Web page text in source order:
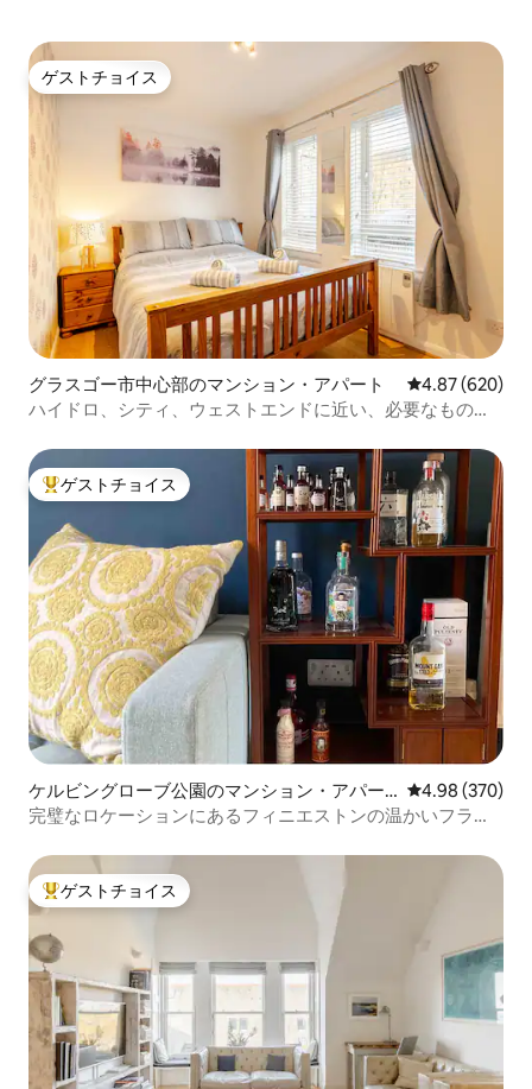
ゲストチョイス
ゲストチョイス
グラスゴー市中心部のマンション・アパート レビュー620
4.87 (620)
ハイドロ、シティ、ウェストエンドに近い、必要なものが
大好評のゲストチョイスです。
ゲストチョイス
ケルビングローブ公園のマンション・アパー
ト
レビュー370
4.98 (370)
完璧なロケーションにあるフィニエストンの温かいフラッ
大好評のゲストチョイスです。
ゲストチョイス